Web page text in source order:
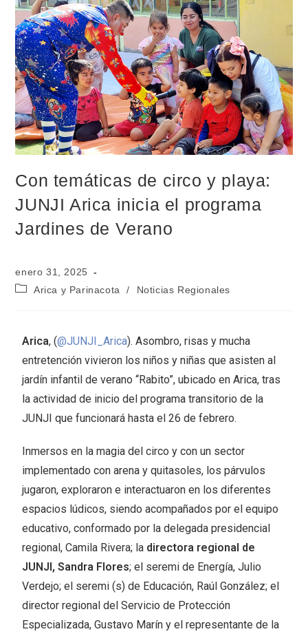
Con temáticas de circo y playa:
JUNJI Arica inicia el programa
Jardines de Verano
enero 31, 2025
Arica y Parinacota
/ Noticias Regionales
Arica, (@JUNJI_Arica). Asombro, risas y mucha
entretención vivieron los niños y niñas que asisten al
jardín infantil de verano “Rabito”, ubicado en Arica, tras
la actividad de inicio del programa transitorio de la
JUNJI que funcionará hasta el 26 de febrero.
Inmersos en la magia del circo y con un sector
implementado con arena y quitasoles, los párvulos
jugaron, exploraron e interactuaron en los diferentes
espacios lúdicos, siendo acompañados por el equipo
educativo, conformado por la delegada presidencial
regional, Camila Rivera; la directora regional de
JUNJI, Sandra Flores; el seremi de Energía, Julio
Verdejo; el seremi (s) de Educación, Raúl González; el
director regional del Servicio de Protección
Especializada, Gustavo Marín y el representante de la